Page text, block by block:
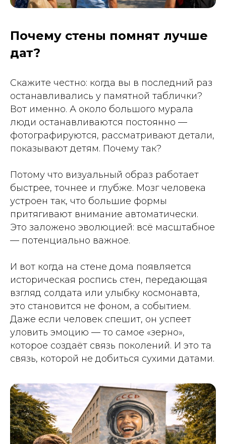
Почему стены помнят лучше
дат?
Скажите честно: когда вы в последний раз
останавливались у памятной таблички?
Вот именно. А около большого мурала
люди останавливаются постоянно —
фотографируются, рассматривают детали,
показывают детям. Почему так?
Потому что визуальный образ работает
быстрее, точнее и глубже. Мозг человека
устроен так, что большие формы
притягивают внимание автоматически.
Это заложено эволюцией: всё масштабное
— потенциально важное.
И вот когда на стене дома появляется
историческая роспись стен, передающая
взгляд солдата или улыбку космонавта,
это становится не фоном, а событием.
Даже если человек спешит, он успеет
уловить эмоцию — то самое «зерно»,
которое создаёт связь поколений. И это та
связь, которой не добиться сухими датами.